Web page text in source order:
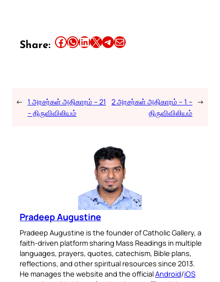
Share: Share this article on Facebook Share this article on WhatsApp Share this article on LinkedIn Share this article on X Share this article on TelegramEmail this Article
← 1 அரசர்கள் அதிகாரம் – 21
– திருவிவிலியம்
2 அரசர்கள் அதிகாரம் – 1 –
திருவிவிலியம்
→
Pradeep Augustine
Pradeep Augustine is the founder of Catholic Gallery, a
faith-driven platform sharing Mass Readings in multiple
languages, prayers, quotes, catechism, Bible plans,
reflections, and other spiritual resources since 2013.
He manages the website and the officialAndroid/iOS